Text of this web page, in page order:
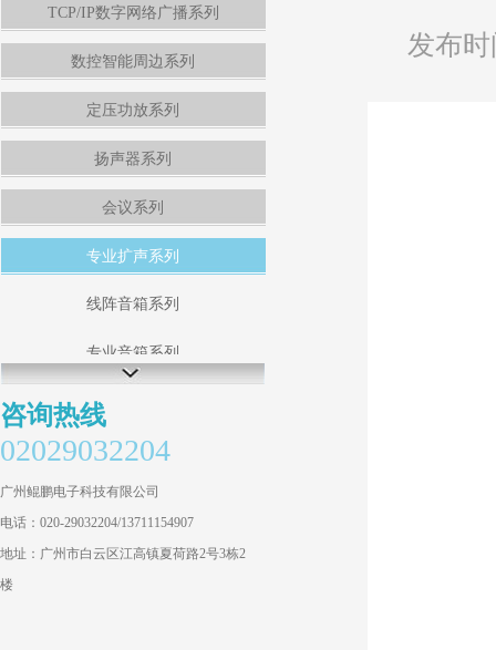
TCP/IP数字网络广播系列
数控智能周边系列
定压功放系列
扬声器系列
会议系列
专业扩声系列
线阵音箱系列
专业音箱系列
商业会议音箱系列
KTV音箱系列
超重低音箱系列
私人影院系列
咨询热线
02029032204
广州鲲鹏电子科技有限公司
电话：020-29032204/13711154907
地址：广州市白云区江高镇夏荷路2号3栋2
楼
发布时